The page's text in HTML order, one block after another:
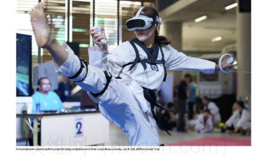
映维网（nweon.com）